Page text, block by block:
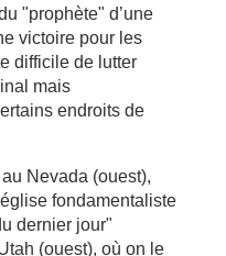
"prophète" d’une
victoire pour les
difficile de lutter
mais
endroits de
Nevada (ouest),
fondamentaliste
dernier jour"
(ouest), où on le